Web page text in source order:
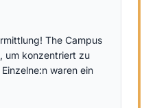
The Campus
um konzentriert zu
waren ein